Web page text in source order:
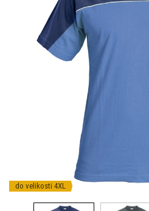
do velikosti 4XL